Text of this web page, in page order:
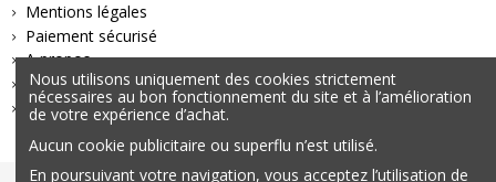
Mentions légales
Paiement sécurisé
A propos
Retours & Remboursements
Politique de confidentialité
Nous utilisons uniquement des cookies strictement
nécessaires au bon fonctionnement du site et à l’amélioration
de votre expérience d’achat.
Aucun cookie publicitaire ou superflu n’est utilisé.
En poursuivant votre navigation, vous acceptez l’utilisation de